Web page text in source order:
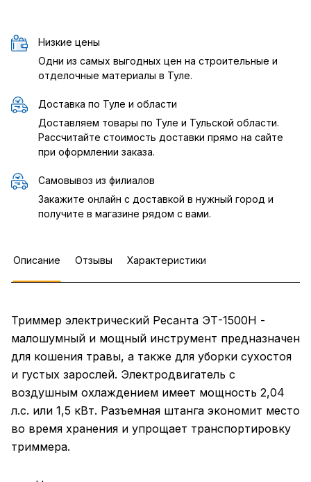
Низкие цены
Одни из самых выгодных цен на строительные и
отделочные материалы в Туле.
Доставка по Туле и области
Доставляем товары по Туле и Тульской области.
Рассчитайте стоимость доставки прямо на сайте
при оформлении заказа.
Самовывоз из филиалов
Закажите онлайн с доставкой в нужный город и
получите в магазине рядом с вами.
Описание Отзывы Характеристики
Триммер электрический Ресанта ЭТ-1500Н -
малошумный и мощный инструмент предназначен
для кошения травы, а также для уборки сухостоя
и густых зарослей. Электродвигатель с
воздушным охлаждением имеет мощность 2,04
л.с. или 1,5 кВт. Разъемная штанга экономит место
во время хранения и упрощает транспортировку
триммера.